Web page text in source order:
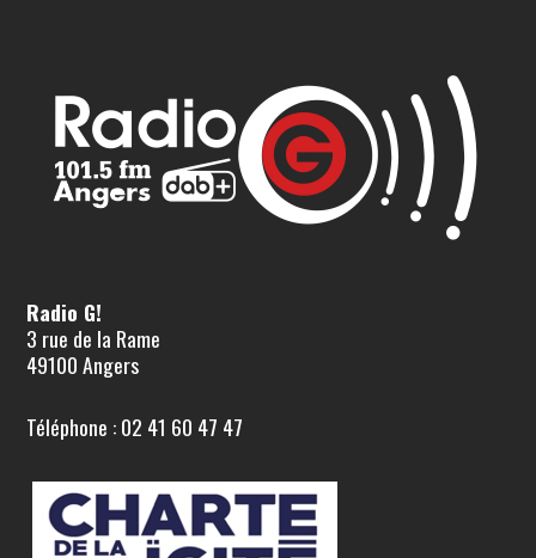
Radio G!
3 rue de la Rame
49100 Angers
Téléphone : 02 41 60 47 47